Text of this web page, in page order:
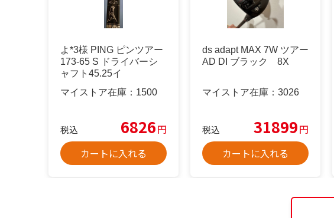
よ*3様 PING ピンツアー
173-65 S ドライバーシ
ャフト45.25イ
マイストア在庫： 1500
税込 6826円
カートに入れる
ds adapt MAX 7W ツアー
AD DI ブラック 8X
マイストア在庫： 3026
税込 31899円
カートに入れる